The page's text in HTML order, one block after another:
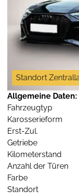
Standort
Allgemeine Daten:
Fahrzeugtyp
Karosserieform
Erst-Zul.
Getriebe
Kilometerstand
Anzahl der Türen
Farbe
Standort